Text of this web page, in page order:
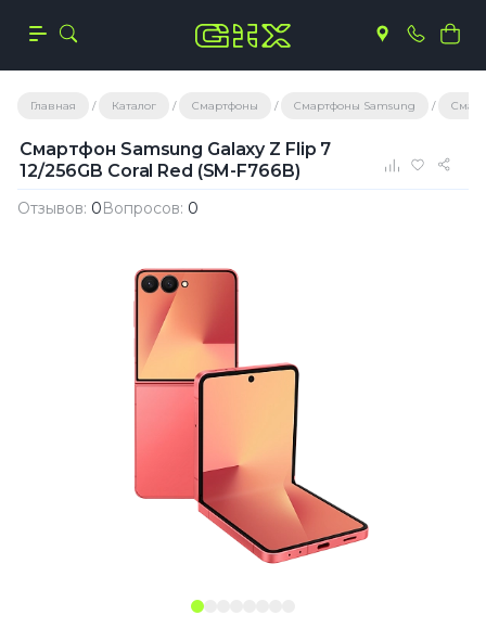
Главная Каталог Смартфоны Смартфоны Samsung
Смартфон Samsung Galaxy Z Flip 7
12/256GB Coral Red (SM-F766B)
Отзывов: 0Вопросов: 0